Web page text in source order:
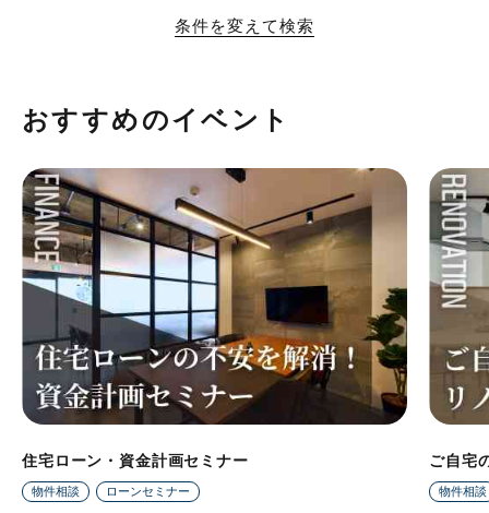
条件を変えて検索
おすすめのイベント
住宅ローン・資金計画セミナー
物件相談 ローンセミナー
ご自宅
物件相談